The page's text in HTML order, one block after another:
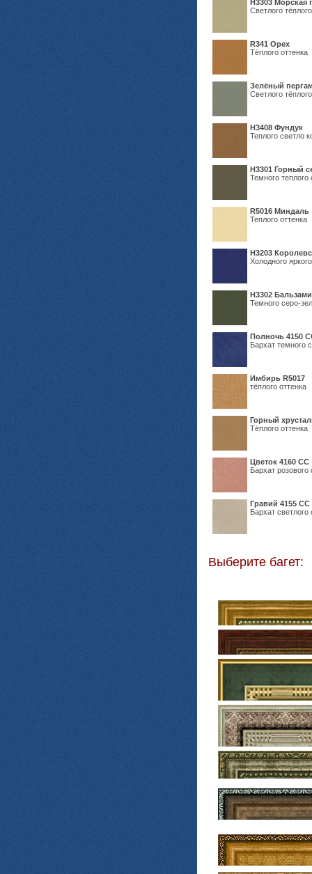
H3303 Морская
Светлого
R341 Орех
Тёплого оттенка
Зелёный
Светлого
Н3408 Фундук
Теплого светло
Н3301 Горный
Темного теплого
R5016 Миндаль
Теплого оттенка
Н3203
Холодного
Н3302
Темного серо-
Полночь 4150
Бархат темного
Имбирь R5017
тёплого оттенка
Горный
Тёплого оттенка
Цветок 4160 СС
Бархат розового
Гравий 4155 СС
Бархат светлого
Выберите багет: